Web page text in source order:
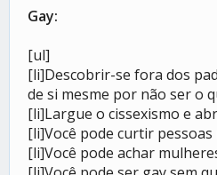
Gay:
[ul]
[li]Descobrir-se fora dos
de si mesme por não ser o
[li]Largue o cissexismo e
[li]Você pode curtir
[li]Você pode achar